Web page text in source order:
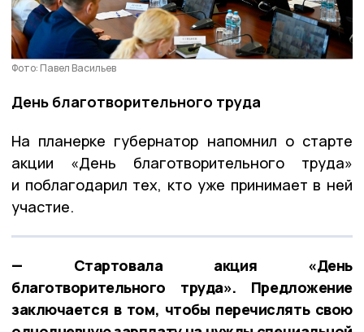
Фото: Павел Васильев
День благотворительного труда
На планерке губернатор напомнил о старте
акции «День благотворительного труда»
и поблагодарил тех, кто уже принимает в ней
участие.
— Стартовала акция «День
благотворительного труда». Предложение
заключается в том, чтобы перечислять свою